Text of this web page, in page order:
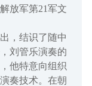
放军第21军文
，结识了随中
刘管乐演奏的
他特意向组织
奏技术。在朝